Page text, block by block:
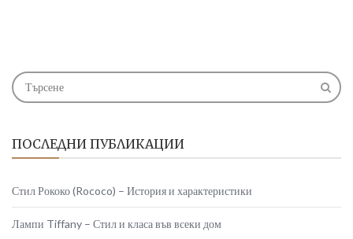
ПОСЛЕДНИ ПУБЛИКАЦИИ
Стил Рококо (Rococo) – История и характеристики
Лампи Tiffany – Стил и класа във всеки дом